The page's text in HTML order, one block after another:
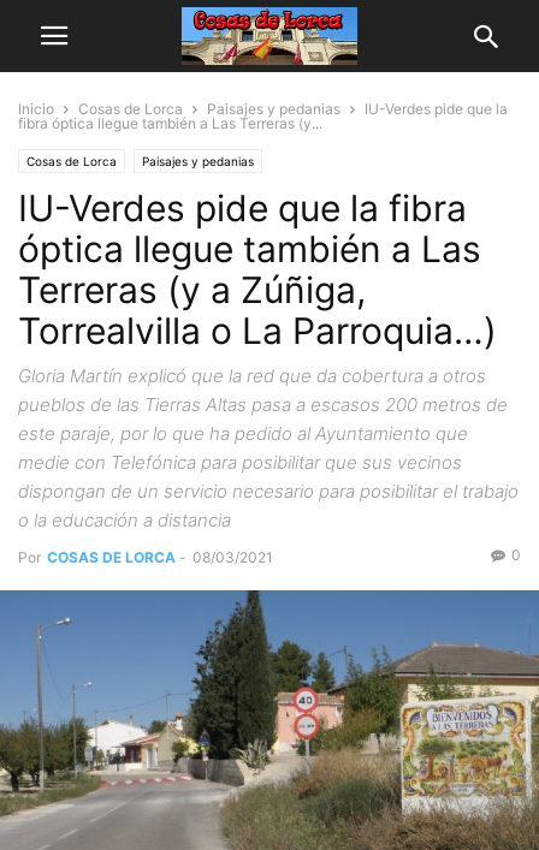
Inicio Cosas de Lorca Paisajes y pedanias
IU-Verdes pide que la
fibra óptica llegue también a Las Terreras (y...
Cosas de Lorca Paisajes y pedanias
IU-Verdes pide que la fibra
óptica llegue también a Las
Terreras (y a Zúñiga,
Torrealvilla o La Parroquia…)
Gloria Martín explicó que la red que da cobertura a otros
pueblos de las Tierras Altas pasa a escasos 200 metros de
este paraje, por lo que ha pedido al Ayuntamiento que
medie con Telefónica para posibilitar que sus vecinos
dispongan de un servicio necesario para posibilitar el trabajo
o la educación a distancia
Por COSAS DE LORCA - 08/03/2021 0